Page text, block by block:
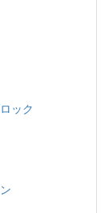
ック